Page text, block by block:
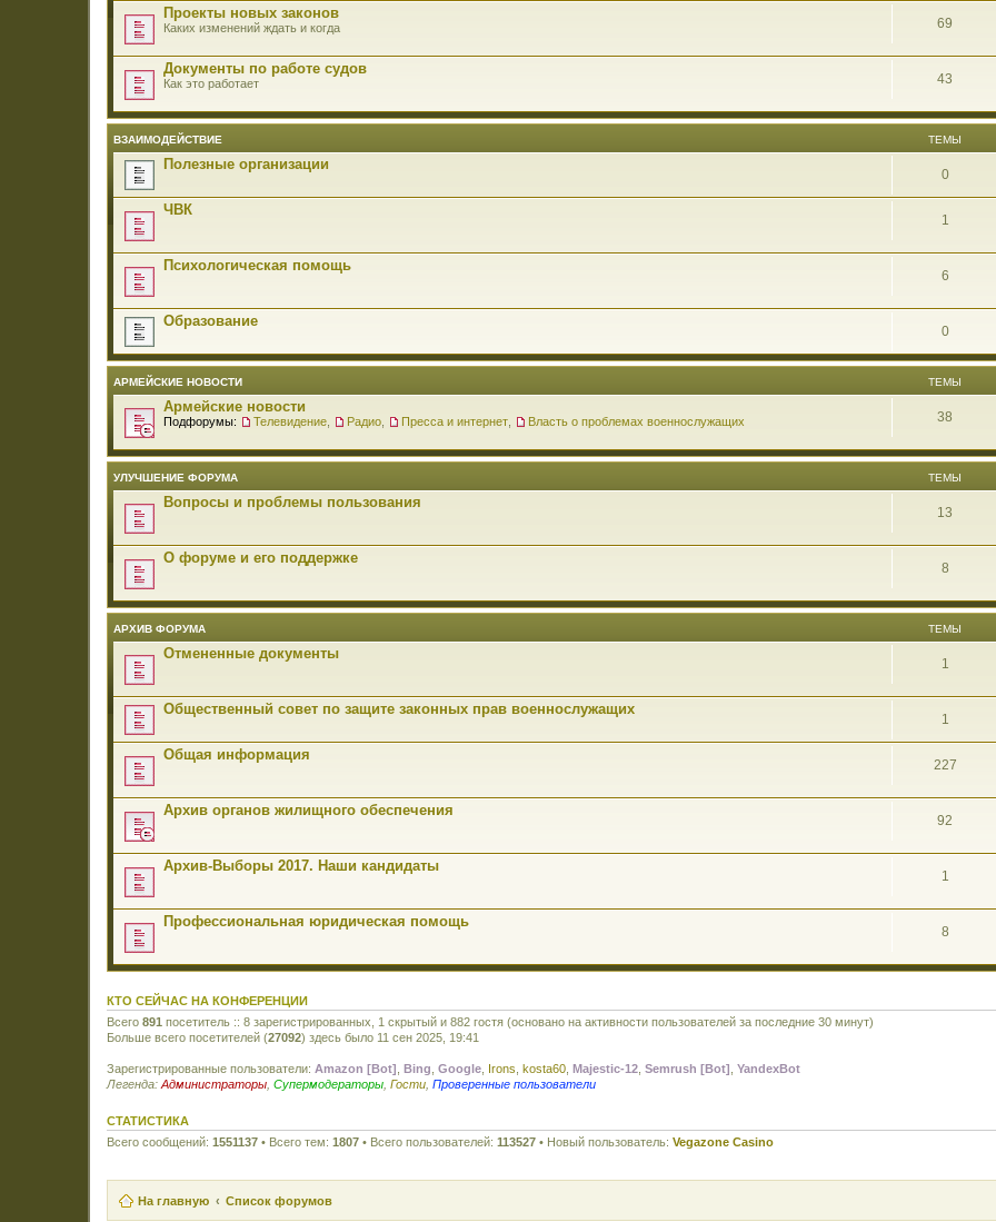
Проекты новых законов
Каких изменений ждать и когда 69
Документы по работе судов
Как это работает 43
ВЗАИМОДЕЙСТВИЕ ТЕМЫ
Полезные организации
0
ЧВК
1
Психологическая помощь
6
Образование
0
АРМЕЙСКИЕ НОВОСТИ ТЕМЫ
Армейские новости
Подфорумы: Телевидение Радио Пресса и интернет Власть о проблемах военнослужащих 38
УЛУЧШЕНИЕ ФОРУМА ТЕМЫ
Вопросы и проблемы пользования
13
О форуме и его поддержке
8
АРХИВ ФОРУМА ТЕМЫ
Отмененные документы
1
Общественный совет по защите законных прав военнослужащих
1
Общая информация
227
Архив органов жилищного обеспечения
92
Архив-Выборы 2017. Наши кандидаты
1
Профессиональная юридическая помощь
8
КТО СЕЙЧАС НА КОНФЕРЕНЦИИ
Всего 891 посетитель :: 8 зарегистрированных, 1 скрытый и 882 гостя (основано на активности пользователей за последние 30 минут)
Больше всего посетителей (27092) здесь было 11 сен 2025, 19:41
Зарегистрированные пользователи: Amazon [Bot] Bing Google Irons kosta60 Majestic-12 Semrush [Bot] YandexBot
Легенда: Администраторы Супермодераторы Гости Проверенные пользователи
СТАТИСТИКА
Всего сообщений: 1551137 • Всего тем: 1807 • Всего пользователей: 113527 • Новый пользователь: Vegazone Casino
На главную Список форумов